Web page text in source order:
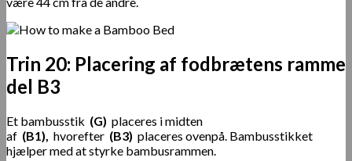
Trin 20: Placering af fodbrætens ramme
del B3
Et bambusstik (G) placeres i midten
af (B1), hvorefter (B3) placeres ovenpå. Bambusstikket
hjælper med at styrke bambusrammen.